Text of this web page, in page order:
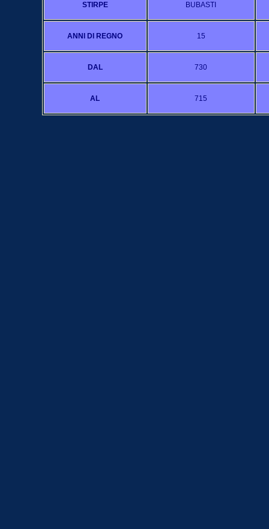
STIRPE BUBASTI
ANNI DI REGNO 15
DAL 730
AL 715